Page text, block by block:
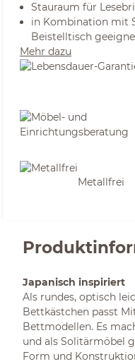
Stauraum für
in Kombination mit
Beistelltisch
Mehr dazu
Metallfrei
Japanisch inspiriert
Als rundes, optisch
Bettkästchen passt
Bettmodellen. Es
und als Solitärmöbel
Form und